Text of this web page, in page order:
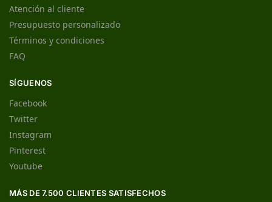
Atención al cliente
Presupuesto personalizado
Términos y condiciones
FAQ
SÍGUENOS
Facebook
Twitter
Instagram
Pinterest
Youtube
MÁS DE 7.500 CLIENTES SATISFECHOS